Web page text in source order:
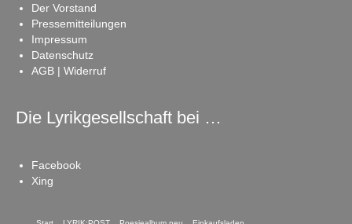
Der Vorstand
Pressemitteilungen
Impressum
Datenschutz
AGB | Widerruf
Die Lyrikgesellschaft bei …
Facebook
Xing